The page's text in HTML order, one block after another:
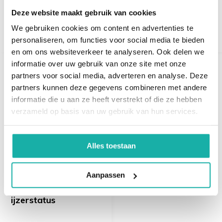
Deze website maakt gebruik van cookies
We gebruiken cookies om content en advertenties te
personaliseren, om functies voor social media te bieden
en om ons websiteverkeer te analyseren. Ook delen we
informatie over uw gebruik van onze site met onze
partners voor social media, adverteren en analyse. Deze
partners kunnen deze gegevens combineren met andere
informatie die u aan ze heeft verstrekt of die ze hebben
verzameld op basis van uw gebruik van hun services.
Alles toestaan
Aanpassen
eiwitten. Totaal T3 kan beïnvloed worden door
veranderingen in de hoeveelheid transporteiwitten,
zoals albumine en thyroxine-bindend globuline. Het
kan enige informatie geven over de totale T3-niveaus in
het lichaam, maar het kan minder nauwkeurig zijn bij
het beoordelen van de schildklierfunctie.
* FT3 (vrij T3): Dit meet het vrije en biologisch actieve T3
in het bloed, dat niet gebonden is aan eiwitten. Slechts
die beschikbaar is voor de lichaamsweefsels.Over het
algemeen wordt FT3 als een meer betrouwbare test
beschouwd dan totaal T3 bij het beoordelen van de
schildklierfunctie.
€ 87,- € 99,-
Recent bekeken
Schildkliertest met
ijzerstatus